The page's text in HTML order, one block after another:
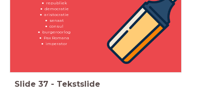
republiek
democratie
aristocratie
senaat
consul
burgeroorlog
Pax Romana
imperator
Slide 37 - Tekstslide